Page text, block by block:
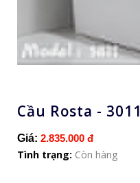
Cầu Rosta - 3011
Giá: 2.835.000 đ
Tình trạng: Còn hàng